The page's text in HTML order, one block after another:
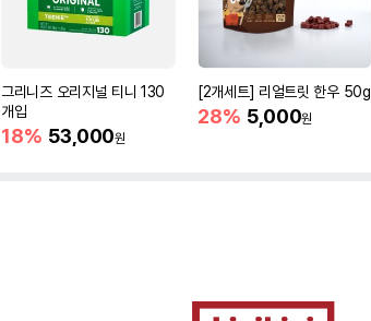
그리니즈 오리지널 티니 130
개입
18% 53,000원
[2개세트] 리얼트릿 한우 50g
28% 5,000원